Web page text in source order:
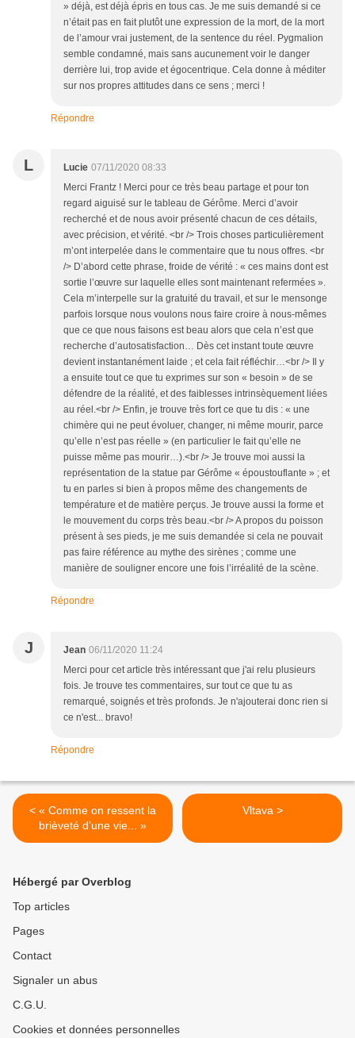
» déjà, est déjà épris en tous cas. Je me suis demandé si ce
n’était pas en fait plutôt une expression de la mort, de la mort
de l’amour vrai justement, de la sentence du réel. Pygmalion
semble condamné, mais sans aucunement voir le danger
derrière lui, trop avide et égocentrique. Cela donne à méditer
sur nos propres attitudes dans ce sens ; merci !
Répondre
L Lucie 07/11/2020 08:33
Merci Frantz ! Merci pour ce très beau partage et pour ton
regard aiguisé sur le tableau de Gérôme. Merci d’avoir
recherché et de nous avoir présenté chacun de ces détails,
avec précision, et vérité. <br /> Trois choses particulièrement
m’ont interpelée dans le commentaire que tu nous offres. <br
/> D’abord cette phrase, froide de vérité : « ces mains dont est
sortie l’œuvre sur laquelle elles sont maintenant refermées ».
Cela m’interpelle sur la gratuité du travail, et sur le mensonge
parfois lorsque nous voulons nous faire croire à nous-mêmes
que ce que nous faisons est beau alors que cela n’est que
recherche d’autosatisfaction… Dès cet instant toute œuvre
devient instantanément laide ; et cela fait réfléchir…<br /> Il y
a ensuite tout ce que tu exprimes sur son « besoin » de se
défendre de la réalité, et des faiblesses intrinsèquement liées
au réel.<br /> Enfin, je trouve très fort ce que tu dis : « une
chimère qui ne peut évoluer, changer, ni même mourir, parce
qu’elle n’est pas réelle » (en particulier le fait qu’elle ne
puisse même pas mourir…).<br /> Je trouve moi aussi la
représentation de la statue par Gérôme « époustouflante » ; et
tu en parles si bien à propos même des changements de
température et de matière perçus. Je trouve aussi la forme et
le mouvement du corps très beau.<br /> A propos du poisson
présent à ses pieds, je me suis demandée si cela ne pouvait
pas faire référence au mythe des sirènes ; comme une
manière de souligner encore une fois l’irréalité de la scène.
Répondre
J Jean 06/11/2020 11:24
Merci pour cet article très intéressant que j'ai relu plusieurs
fois. Je trouve tes commentaires, sur tout ce que tu as
remarqué, soignés et très profonds. Je n'ajouterai donc rien si
ce n'est... bravo!
Répondre
< « Comme on ressent la
brièveté d’une vie... »
Vltava >
Hébergé par Overblog
Top articles
Pages
Contact
Signaler un abus
C.G.U.
Cookies et données personnelles